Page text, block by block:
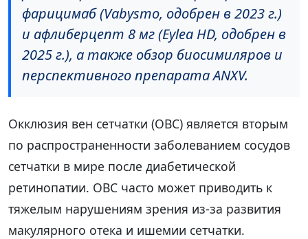
фарицимаб (Vabysmo, одобрен в 2023 г.)
и афлиберцепт 8 мг (Eylea HD, одобрен в
2025 г.), а также обзор биосимиляров и
перспективного препарата ANXV.
Окклюзия вен сетчатки (ОВС) является вторым
по распространенности заболеванием сосудов
сетчатки в мире после диабетической
ретинопатии. ОВС часто может приводить к
тяжелым нарушениям зрения из-за развития
макулярного отека и ишемии сетчатки.